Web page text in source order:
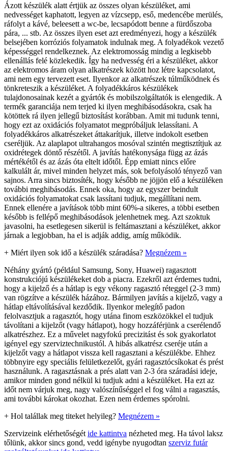
Ázott készülék alatt értjük az összes olyan készüléket, ami
nedvességet kaphatott, legyen az vízcsepp, eső, medencébe merülés,
ráfolyt a kávé, beleesett a wc-be, lecsapódott benne a fürdőszoba
pára, ... stb. Az összes ilyen eset azt eredményezi, hogy a készülék
belsejében korróziós folyamatok indulnak meg. A folyadékok vezető
képességgel rendelkeznek. Az elektromosság mindig a legkisebb
ellenállás felé közlekedik. Így ha nedvesség éri a készüléket, akkor
az elektromos áram olyan alkatrészek között hoz létre kapcsolatot,
ami nem egy tervezett eset. Ilyenkor az alkatrészek túlműködnek és
tönkreteszik a készüléket. A folyadékkáros készülékek
tulajdonosainak kezét a gyártók és mobilszolgáltatók is elengedik. A
termék garanciája nem terjed ki ilyen meghibásodásokra, csak ha
kötöttek rá ilyen jellegű biztosítást korábban. Amit mi tudunk tenni,
hogy ezt az oxidációs folyamatot megpróbáljuk lelassítani. A
folyadékkáros alkatrészeket áttakarítjuk, illetve indokolt esetben
cseréljük. Az alaplapot ultrahangos mosóval szintén megtisztítjuk az
oxidrétegek döntő részétől. A javítás hatékonysága függ az ázás
mértékétől és az ázás óta eltelt időtől. Épp emiatt nincs előre
kalkulált ár, mivel minden helyzet más, sok befolyásoló tényező van
sajnos. Arra sincs biztosíték, hogy később ne jöjjön elő a készüléken
további meghibásodás. Ennek oka, hogy az egyszer beindult
oxidációs folyamatokat csak lassítani tudjuk, megállítani nem.
Ennek ellenére a javítások több mint 60%-a sikeres, a többi esetben
később is fellépő meghibásodások jelenhetnek meg. Azt szoktuk
javasolni, ha esetlegesen sikerül is feltámasztani a készüléket, akkor
járnak a legjobban, ha el is adják addig, amíg működik.
+ Miért ilyen sok idő a készülék száradása? Megnézem »
Néhány gyártó (például Samsung, Sony, Huawei) ragasztott
konstrukciójú készülékeket dob a piacra. Ezekről azt érdemes tudni,
hogy a kijelző és a hátlap is egy vékony ragasztó réteggel (2-3 mm)
van rögzítve a készülék házához. Bármilyen javítás a kijelző, vagy a
hátlap eltávolításával kezdődik. Ilyenkor melegítő padon
felolvasztjuk a ragasztót, hogy utána finom eszközökkel el tudjuk
távolítani a kijelzőt (vagy hátlapot), hogy hozzáférjünk a cserélendő
alkatrészhez. Ez a művelet nagyfokú precizitást és sok gyakorlatot
igényel egy szerviztechnikustól. A hibás alkatrész cseréje után a
kijelzőt vagy a hátlapot vissza kell ragasztani a készülékbe. Ehhez
többnyire egy speciális felületkezelőt, gyári ragasztócsíkokat és prést
használunk. A ragasztásnak a prés alatt van 2-3 óra száradási ideje,
amikor minden gond nélkül ki tudjuk adni a készüléket. Ha ezt az
időt nem várjuk meg, nagy valószínűséggel el fog válni a ragasztás,
ami további károkat okozhat. Ezen nem érdemes spórolni.
+ Hol talállak meg titeket helyileg? Megnézem »
Szervizeink elérhetőségét ide kattintva nézheted meg. Ha távol laksz
tőlünk, akkor sincs gond, vedd igénybe nyugodtan szerviz futár